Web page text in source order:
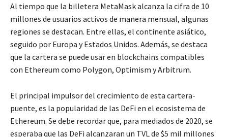
Al tiempo que la billetera MetaMask alcanza la cifra de 10
millones de usuarios activos de manera mensual, algunas
regiones se destacan. Entre ellas, el continente asiático,
seguido por Europa y Estados Unidos. Además, se destaca
que la cartera se puede usar en blockchains compatibles
con Ethereum como Polygon, Optimism y Arbitrum.
El principal impulsor del crecimiento de esta cartera-
puente, es la popularidad de las DeFi en el ecosistema de
Ethereum. Se debe recordar que, para mediados de 2020, se
esperaba que las DeFi alcanzaran un TVL de $5 mil millones